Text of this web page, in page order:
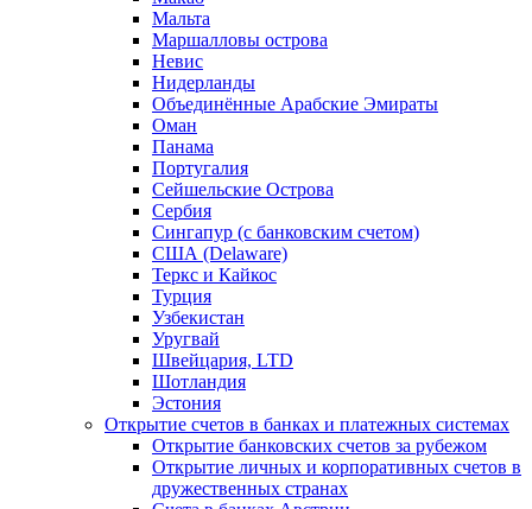
Мальта
Маршалловы острова
Нeвис
Нидерланды
Объединённые Арабские Эмираты
Оман
Панама
Португалия
Сейшельские Острова
Сербия
Сингапур (c банковским счетом)
США (Delaware)
Теркс и Кайкос
Турция
Узбекистан
Уругвай
Швейцария, LTD
Шотландия
Эстония
Открытие счетов в банках и платежных системах
Открытие банковских счетов за рубежом
Открытие личных и корпоративных счетов в
дружественных странах